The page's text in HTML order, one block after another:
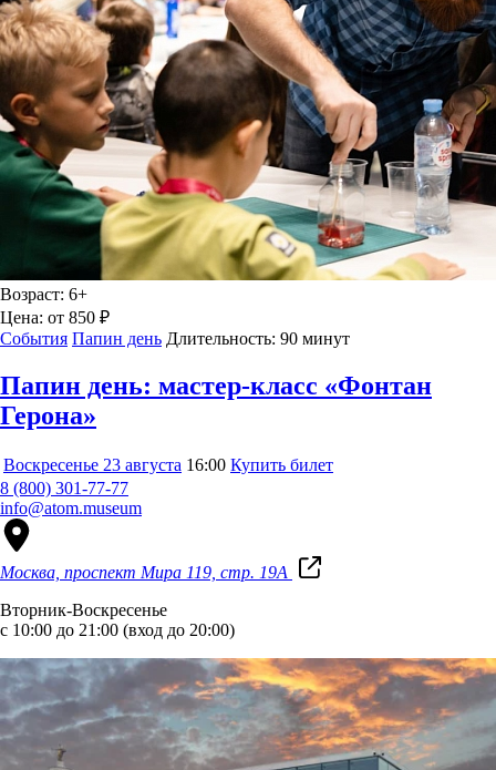
Возраст: 6+
Цена: от 850 ₽
События Папин день Длительность: 90 минут
Папин день: мастер-класс «Фонтан
Герона»
Воскресенье 23 августа 16:00 Купить билет
8 (800) 301-77-77
info@atom.museum
Москва, проспект Мира 119, стр. 19А
Вторник-Воскресенье
с 10:00 до 21:00 (вход до 20:00)